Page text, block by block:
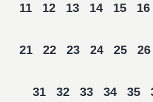
11 12 13 14 15 16
21 22 23 24 25 26
31 32 33 34 35